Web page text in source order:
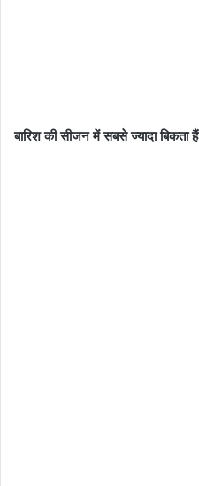
बारिश की सीजन में सबसे ज्यादा बिकता हैं